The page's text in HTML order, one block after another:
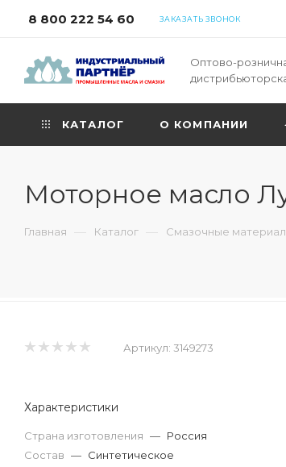
8 800 222 54 60 ЗАКАЗАТЬ ЗВОНОК
Оптово-
КАТАЛОГ О КОМПАНИИ
Моторное масло
Главная — Каталог — Смазочные
Артикул: 3149273
Характеристики
Страна изготовления — Россия
Состав — Синтетическое